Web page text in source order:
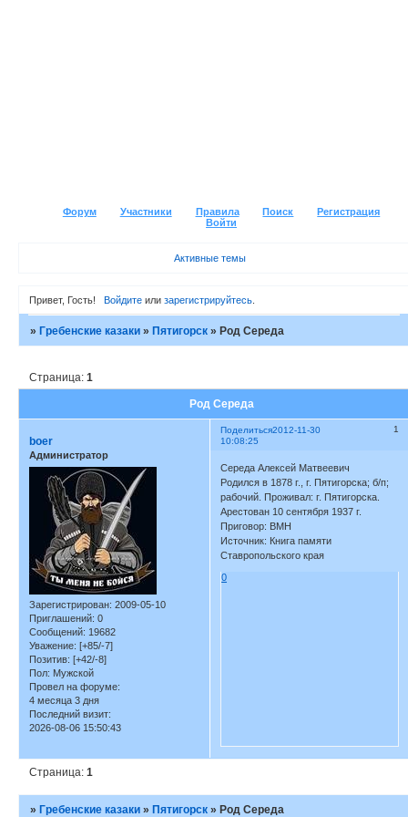
Форум Участники Правила Поиск
Регистрация
Войти
Активные темы
Привет, Гость! Войдитеили зарегистрируйтесь.
»Гребенские казаки »Пятигорск »Род Середа
Род Середа
Страница:1
Поделиться 1
2012-11-30
10:08:25
boer
Администратор
Зарегистрирован: 2009-05-10
Приглашений: 0
Сообщений: 19682
Уважение: [+85/-7]
Позитив: [+42/-8]
Пол: Мужской
Провел на форуме:
4 месяца 3 дня
Последний визит:
2026-08-06 15:50:43
Середа Алексей Матвеевич
Родился в 1878 г., г. Пятигорска; б/п;
рабочий. Проживал: г. Пятигорска.
Арестован 10 сентября 1937 г.
Приговор: ВМН
Источник: Книга памяти
Ставропольского края
0
Страница:1
» Гребенские казаки » Пятигорск » Род Середа